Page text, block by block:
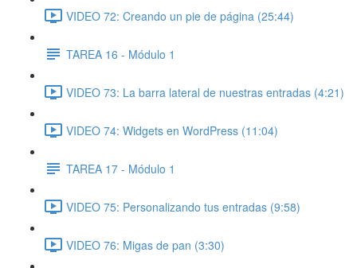
VIDEO 72: Creando un pie de página (25:44)
TAREA 16 - Módulo 1
VIDEO 73: La barra lateral de nuestras entradas (4:21)
VIDEO 74: Widgets en WordPress (11:04)
TAREA 17 - Módulo 1
VIDEO 75: Personalizando tus entradas (9:58)
VIDEO 76: Migas de pan (3:30)